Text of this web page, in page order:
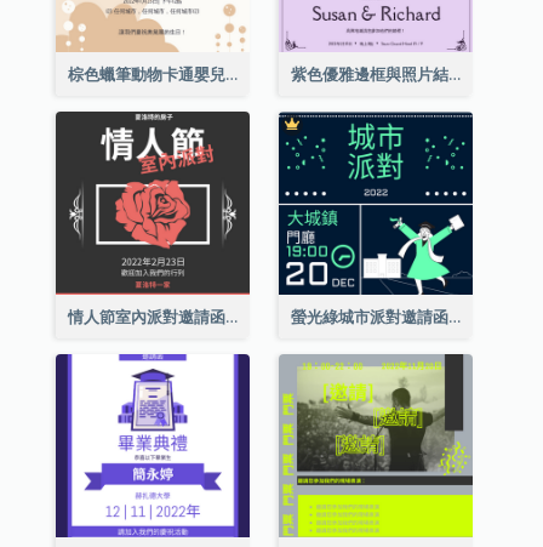
棕色蠟筆動物卡通嬰兒生日邀請 紫色優雅邊框與照片結婚請柬
情人節室內派對邀請函 螢光綠城市派對邀請函